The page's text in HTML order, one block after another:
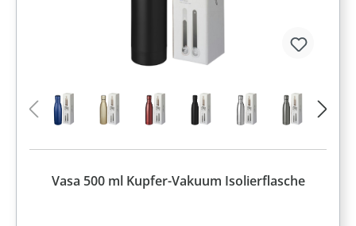
Vasa 500 ml Kupfer-Vakuum Isolierflasche